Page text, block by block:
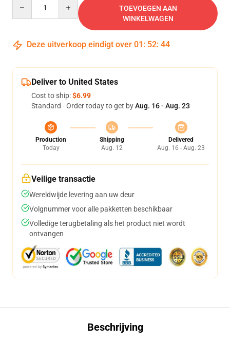
TOEVOEGEN AAN
WINKELWAGEN
Deze uitverkoop eindigt over 01 : 52: 44
Deliver to United States
Cost to ship:$6.99
Standard - Order today to get byAug. 16 - Aug. 23
Production
Today
Shipping
Aug. 12
Delivered
Aug. 16 - Aug. 23
Veilige transactie
Wereldwijde levering aan uw deur
Volgnummer voor alle pakketten beschikbaar
Volledige terugbetaling als het product niet wordt
ontvangen
Beschrijving